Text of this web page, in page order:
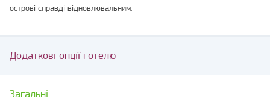
острові справді відновлювальним.
Додаткові опції готелю
Загальні